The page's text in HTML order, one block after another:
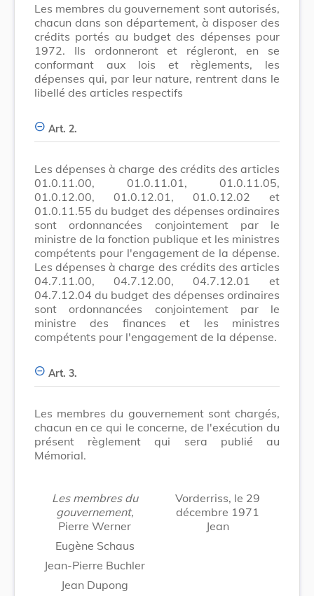
Les membres du gouvernement sont autorisés,
chacun dans son département, à disposer des
crédits portés au budget des dépenses pour
1972. Ils ordonneront et régleront, en se
conformant aux lois et règlements, les
dépenses qui, par leur nature, rentrent dans le
libellé des articles respectifs
Art. 2.
Les dépenses à charge des crédits des articles
01.0.11.00, 01.0.11.01, 01.0.11.05,
01.0.12.00, 01.0.12.01, 01.0.12.02 et
01.0.11.55 du budget des dépenses ordinaires
sont ordonnancées conjointement par le
ministre de la fonction publique et les ministres
compétents pour l'engagement de la dépense.
Les dépenses à charge des crédits des articles
04.7.11.00, 04.7.12.00, 04.7.12.01 et
04.7.12.04 du budget des dépenses ordinaires
sont ordonnancées conjointement par le
ministre des finances et les ministres
compétents pour l'engagement de la dépense.
Art. 3.
Les membres du gouvernement sont chargés,
chacun en ce qui le concerne, de l'exécution du
présent règlement qui sera publié au
Mémorial.
Les membres du
gouvernement,
Pierre Werner
Eugène Schaus
Jean-Pierre Buchler
Jean Dupong
Vorderriss, le 29
décembre 1971
Jean